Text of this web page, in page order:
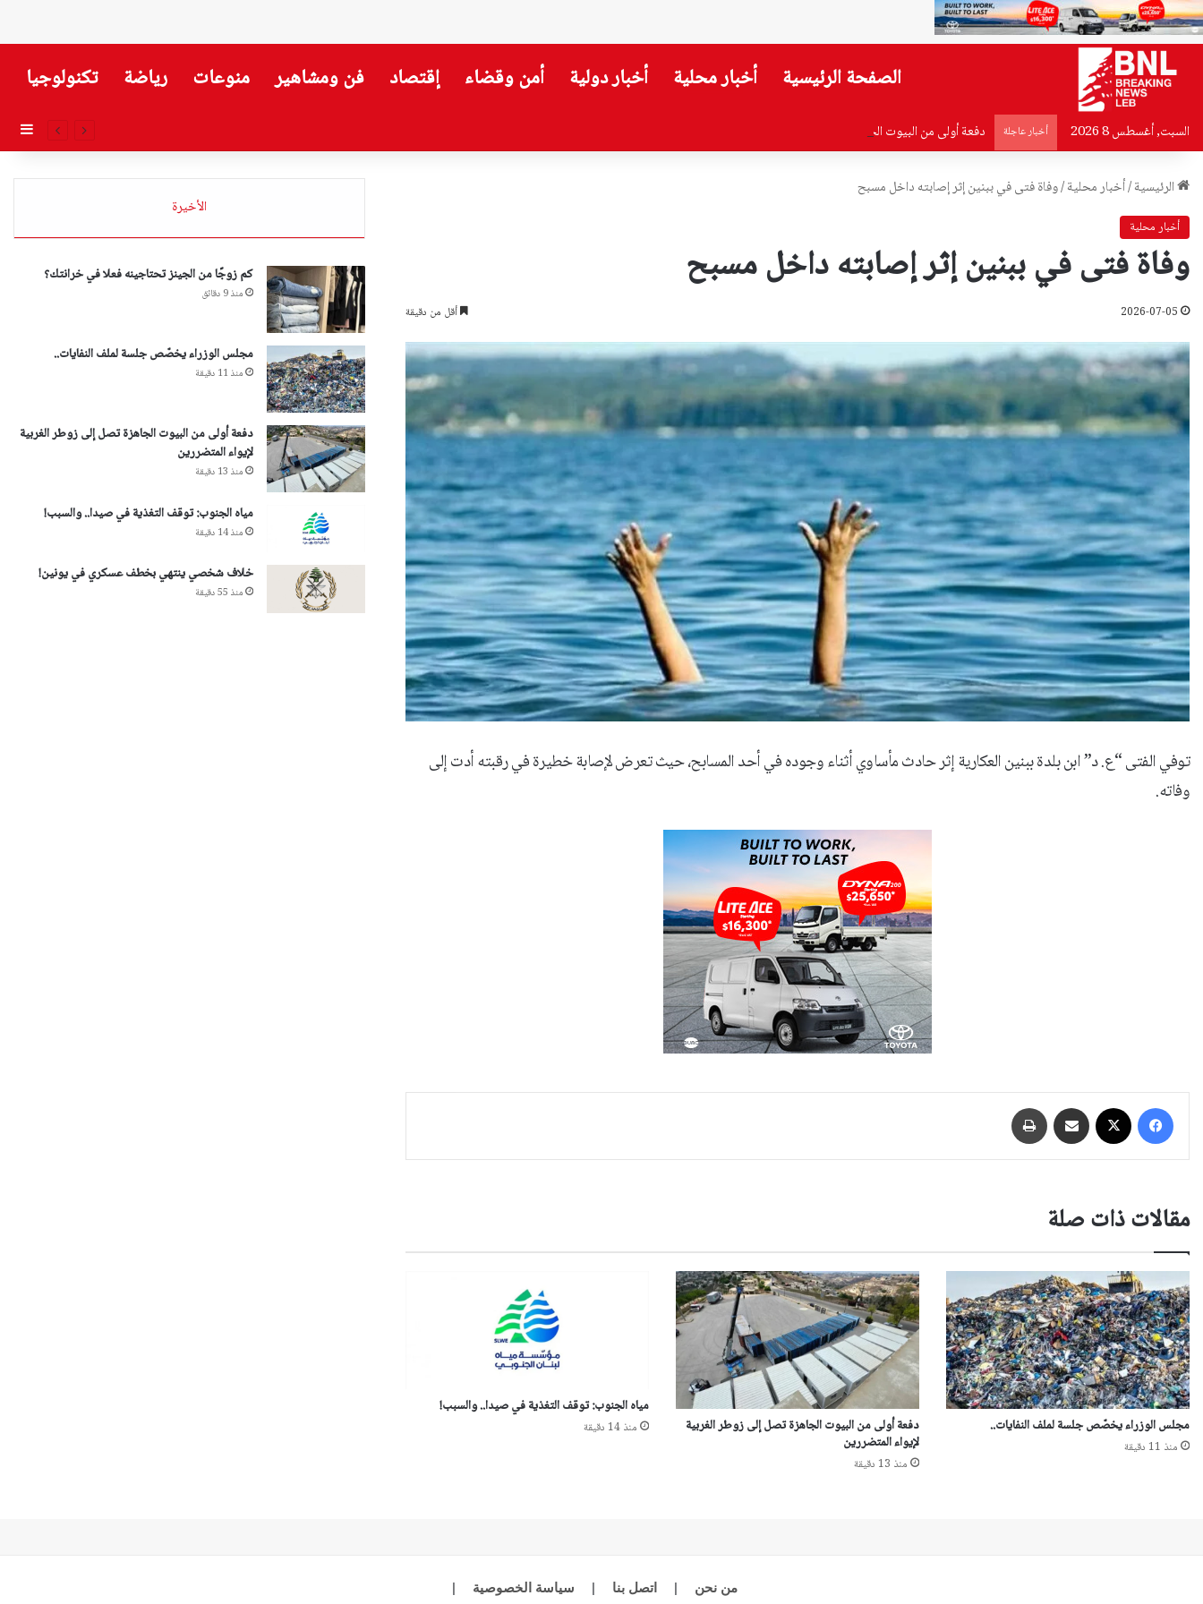
الصفحة الرئيسية أخبار محلية أخبار دولية أمن وقضاء إقتصاد فن ومشاهير منوعات رياضة تكنولوجيا
السبت, أغسطس 8 2026 أخبار عاجلة دفعة أولى من البيوت الجاهزة تصل إلى زوطر الغربية لإيواء المتضررين
الرئيسية/أخبار محلية/وفاة فتى في ببنين إثر إصابته داخل مسبح
أخبار محلية
وفاة فتى في ببنين إثر إصابته داخل مسبح
2026-07-05 أقل من دقيقة
توفي الفتى “ع. د” ابن بلدة ببنين العكارية إثر حادث مأساوي أثناء وجوده في أحد المسابح، حيث تعرض لإصابة خطيرة في رقبته أدت إلى
وفاته.
فيسبوك مشاركة عبر البريد
مقالات ذات صلة
مجلس الوزراء يخصّص جلسة لملف النفايات..
منذ 11 دقيقة
دفعة أولى من البيوت الجاهزة تصل إلى زوطر الغربية
لإيواء المتضررين
منذ 13 دقيقة
مياه الجنوب: توقف التغذية في صيدا.. والسبب!
منذ 14 دقيقة
الأخيرة
كم زوجًا من الجينز تحتاجينه فعلا في خرانتك؟
منذ 9 دقائق
مجلس الوزراء يخصّص جلسة لملف النفايات..
منذ 11 دقيقة
دفعة أولى من البيوت الجاهزة تصل إلى زوطر الغربية
لإيواء المتضررين
منذ 13 دقيقة
مياه الجنوب: توقف التغذية في صيدا.. والسبب!
منذ 14 دقيقة
خلاف شخصي ينتهي بخطف عسكري في يونين!
منذ 55 دقيقة
من نحن | اتصل بنا | سياسة الخصوصية |